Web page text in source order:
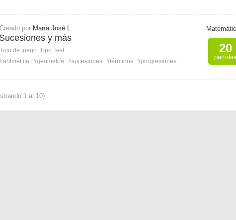
Creado por María José L
Sucesiones y más
Tipo de juego: Tipo Test
#aritmética #geometría #sucesiones #términos #progresiones
20
partidas
1 al 10)